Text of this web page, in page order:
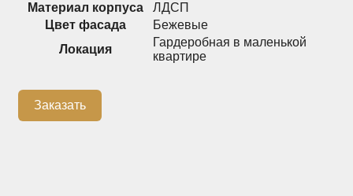
Доставка
Контакты
Блог
Гарантия
Материал корпуса
ЛДСП
Цвет фасада
Бежевые
Локация
Гардеробная в маленькой
квартире
Заказать